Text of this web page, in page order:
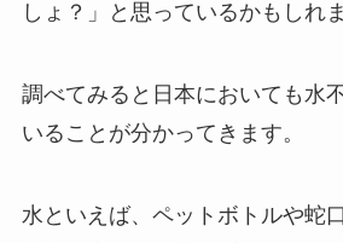
しょ？」と思っているかもしれ
調べてみると日本においても水
いることが分かってきます。
水といえば、ペットボトルや蛇